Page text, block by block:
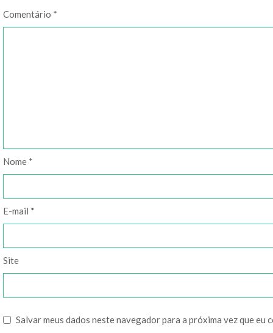
Comentário *
Nome *
E-mail *
Site
Salvar meus dados neste navegador para a próxima vez que eu